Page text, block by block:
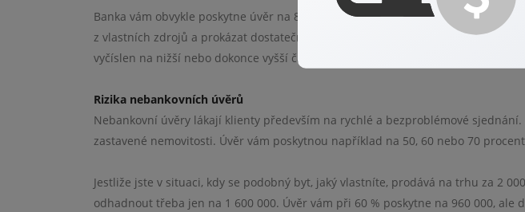
Banka vám obvykle poskytne úvěr na 80 % zastavené hodnoty nemovitosti.
z vlastních zdrojů a prokázat dostatečnou bonitu. Odhadní cena nemovitosti se
vyčíslen na nižší nebo dokonce vyšší částku, než je uvedeno v kupní smlouvě.
Rizika nebankovních úvěrů
Nebankovní úvěry lákají klienty především na rychlé a bezproblémové
zastavené nemovitosti. Úvěr vám poskytnou například na 50, 60 nebo 70
Jestliže jste v situaci, kdy se podobný byt, jaký vlastníte, prodává na trhu za 2
odhadnout třeba jen na 1 600 000. Úvěr vám při 60 % poskytne na 960 000, ale